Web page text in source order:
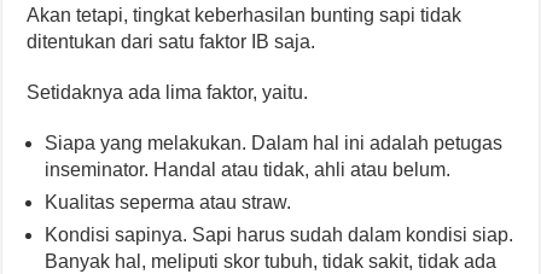
Akan tetapi, tingkat keberhasilan bunting sapi tidak
ditentukan dari satu faktor IB saja.
Setidaknya ada lima faktor, yaitu.
Siapa yang melakukan. Dalam hal ini adalah petugas
inseminator. Handal atau tidak, ahli atau belum.
Kualitas seperma atau straw.
Kondisi sapinya. Sapi harus sudah dalam kondisi siap.
Banyak hal, meliputi skor tubuh, tidak sakit, tidak ada